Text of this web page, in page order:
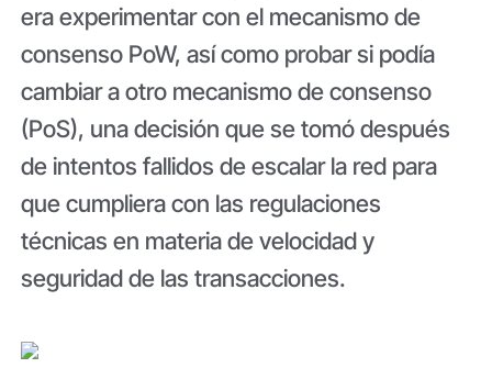
era experimentar con el mecanismo de
consenso PoW, así como probar si podía
cambiar a otro mecanismo de consenso
(PoS), una decisión que se tomó después
de intentos fallidos de escalar la red para
que cumpliera con las regulaciones
técnicas en materia de velocidad y
seguridad de las transacciones.